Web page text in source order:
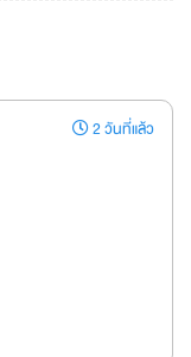
2 วันที่แล้ว